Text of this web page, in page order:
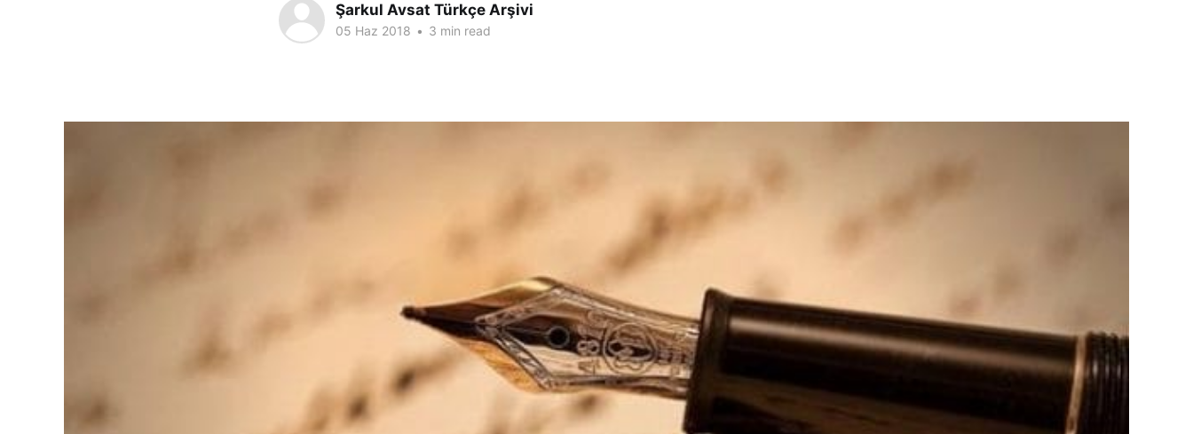
Şarkul Avsat Türkçe Arşivi
05 Haz 2018 • 3 min read